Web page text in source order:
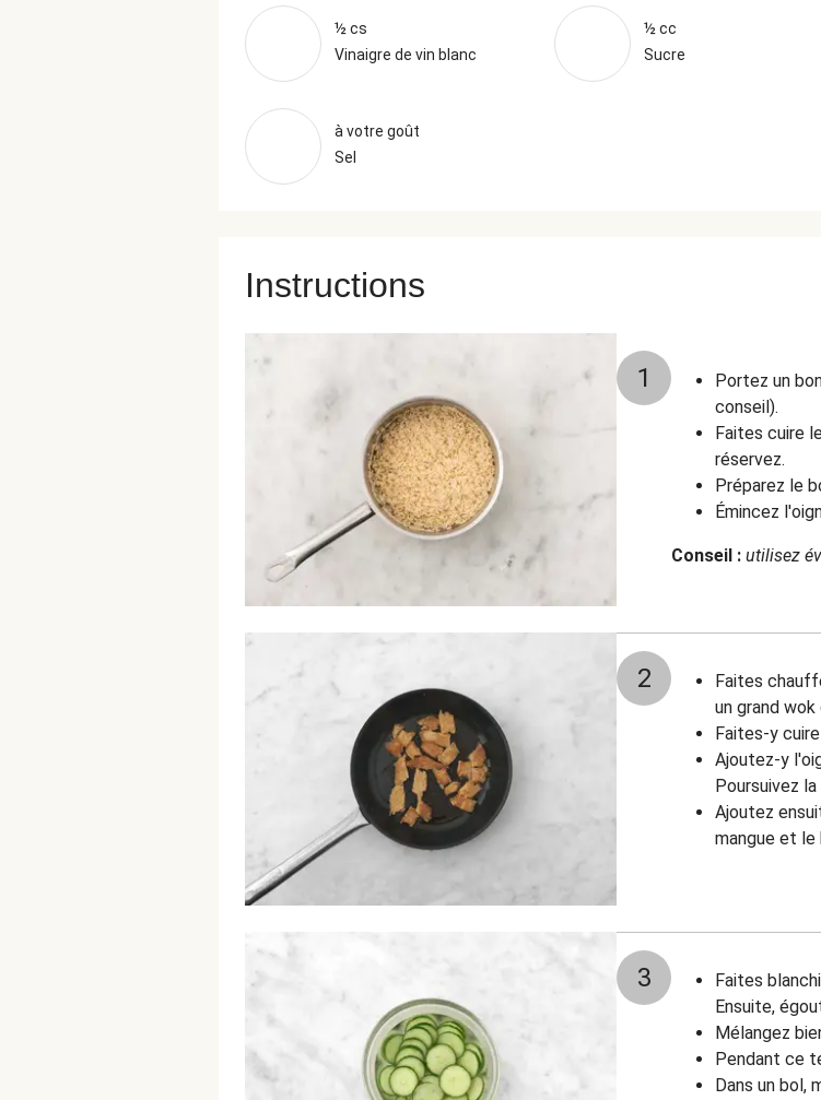
½ cs
Vinaigre de vin blanc
½ cc
Sucre
à votre goût
Sel
Instructions
1
Portez un
conseil).
Faites cuire
réservez.
Préparez le
Émincez
Conseil : utilisez
2
Faites
un grand wok
Faites-y
Ajoutez-y
Poursuivez
Ajoutez
mangue et le
3
Faites
Ensuite,
Mélangez
Pendant ce
Dans un bol,